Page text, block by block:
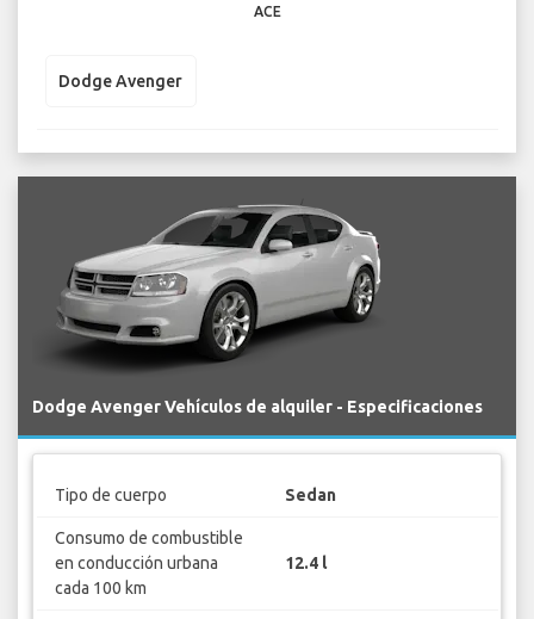
ACE
Dodge Avenger
Dodge Avenger Vehículos de alquiler - Especificaciones
Tipo de cuerpo Sedan
Consumo de combustible
en conducción urbana
cada 100 km
12.4 l